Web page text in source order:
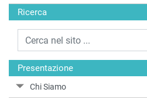
Ricerca
Presentazione
Chi Siamo